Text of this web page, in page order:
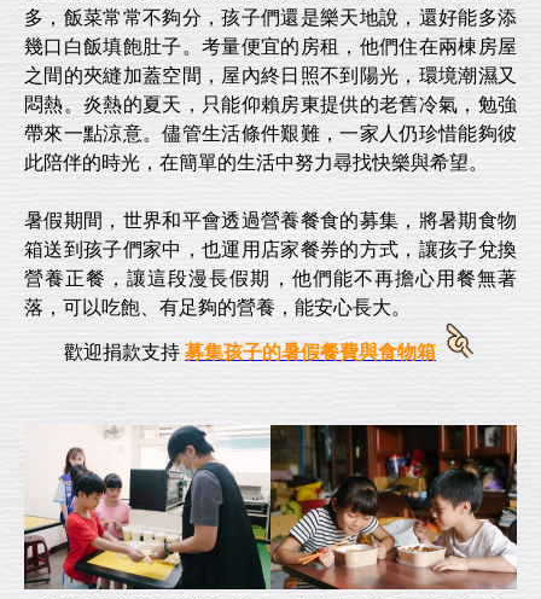
多，飯菜常常不夠分，孩子們還是樂天地說，還好能多添
幾口白飯填飽肚子。考量便宜的房租，他們住在兩棟房屋
之間的夾縫加蓋空間，屋內終日照不到陽光，環境潮濕又
悶熱。炎熱的夏天，只能仰賴房東提供的老舊冷氣，勉強
帶來一點涼意。儘管生活條件艱難，一家人仍珍惜能夠彼
此陪伴的時光，在簡單的生活中努力尋找快樂與希望。
暑假期間，世界和平會透過營養餐食的募集，將暑期食物
箱送到孩子們家中，也運用店家餐券的方式，讓孩子兌換
營養正餐，讓這段漫長假期，他們能不再擔心用餐無著
落，可以吃飽、有足夠的營養，能安心長大。
歡迎捐款支持 募集孩子的暑假餐費與食物箱